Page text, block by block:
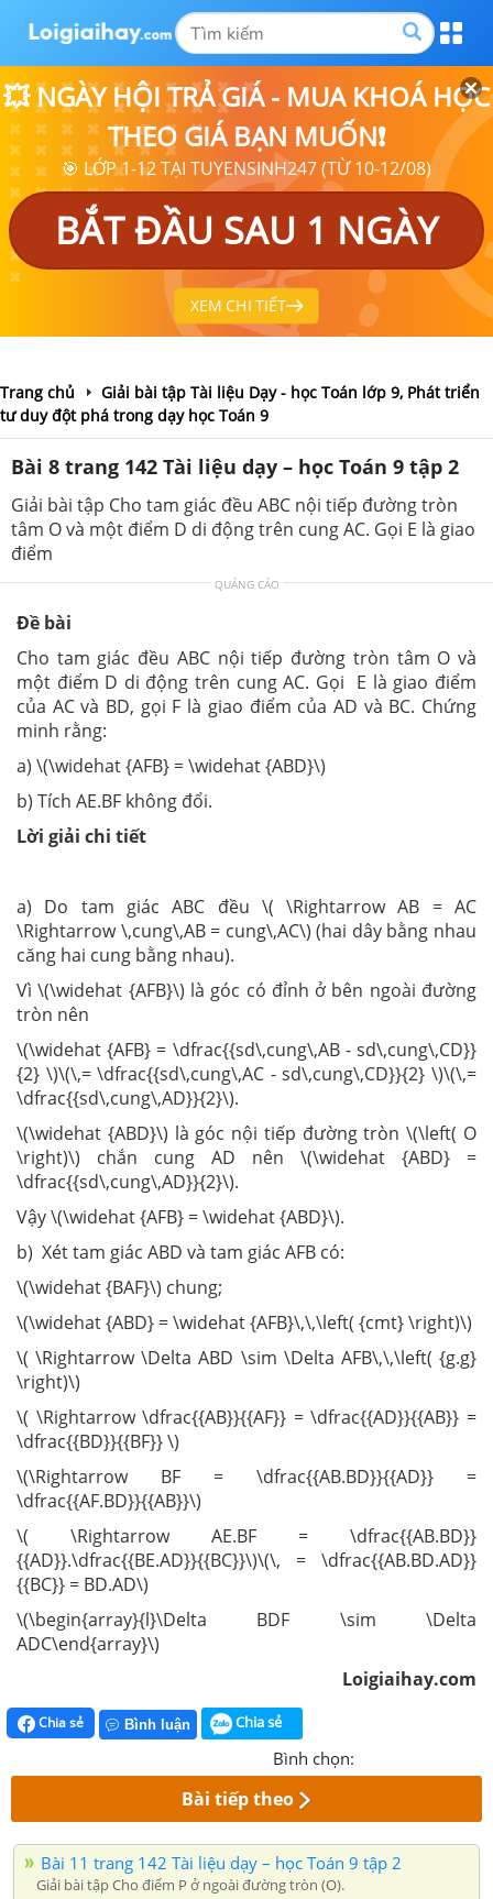
💥 NGÀY HỘI TRẢ GIÁ - MUA KHOÁ HỌC
THEO GIÁ BẠN MUỐN❗
🎯 LỚP 1-12 TẠI TUYENSINH247 (TỪ 10-12/08)
BẮT ĐẦU SAU 1 NGÀY
XEM CHI TIẾT
Trang chủ
Giải bài tập Tài liệu Dạy - học Toán lớp 9, Phát triển
tư duy đột phá trong dạy học Toán 9
Bài 8 trang 142 Tài liệu dạy – học Toán 9 tập 2
Giải bài tập Cho tam giác đều ABC nội tiếp đường tròn
tâm O và một điểm D di động trên cung AC. Gọi E là giao
điểm
QUẢNG CÁO
Đề bài
Cho tam giác đều ABC nội tiếp đường tròn tâm O và
một điểm D di động trên cung AC. Gọi E là giao điểm
của AC và BD, gọi F là giao điểm của AD và BC. Chứng
minh rằng:
a) \(\widehat {AFB} = \widehat {ABD}\)
b) Tích AE.BF không đổi.
Lời giải chi tiết
a) Do tam giác ABC đều \( \Rightarrow AB = AC
\Rightarrow \,cung\,AB = cung\,AC\) (hai dây bằng nhau
căng hai cung bằng nhau).
Vì \(\widehat {AFB}\) là góc có đỉnh ở bên ngoài đường
tròn nên
\(\widehat {AFB} = \dfrac{{sd\,cung\,AB - sd\,cung\,CD}}
{2} \)\(\,= \dfrac{{sd\,cung\,AC - sd\,cung\,CD}}{2} \)\(\,=
\dfrac{{sd\,cung\,AD}}{2}\).
\(\widehat {ABD}\) là góc nội tiếp đường tròn \(\left( O
\right)\) chắn cung AD nên \(\widehat {ABD} =
\dfrac{{sd\,cung\,AD}}{2}\).
Vậy \(\widehat {AFB} = \widehat {ABD}\).
b) Xét tam giác ABD và tam giác AFB có:
\(\widehat {BAF}\) chung;
\(\widehat {ABD} = \widehat {AFB}\,\,\left( {cmt} \right)\)
\( \Rightarrow \Delta ABD \sim \Delta AFB\,\,\left( {g.g}
\right)\)
\( \Rightarrow \dfrac{{AB}}{{AF}} = \dfrac{{AD}}{{AB}} =
\dfrac{{BD}}{{BF}} \)
\(\Rightarrow BF = \dfrac{{AB.BD}}{{AD}} =
\dfrac{{AF.BD}}{{AB}}\)
\( \Rightarrow AE.BF = \dfrac{{AB.BD}}
{{AD}}.\dfrac{{BE.AD}}{{BC}}\)\(\, = \dfrac{{AB.BD.AD}}
{{BC}} = BD.AD\)
\(\begin{array}{l}\Delta BDF \sim \Delta
ADC\end{array}\)
Loigiaihay.com
Chia sẻ Bình luận Chia sẻ
Bình chọn:
Bài tiếp theo
Bài 11 trang 142 Tài liệu dạy – học Toán 9 tập 2
Giải bài tập Cho điểm P ở ngoài đường tròn (O).